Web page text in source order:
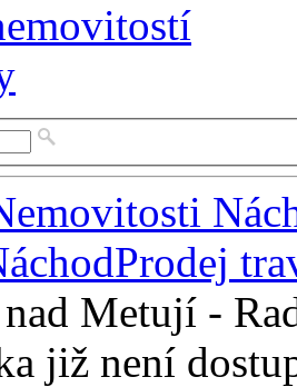
Prodej
Metují -
již není